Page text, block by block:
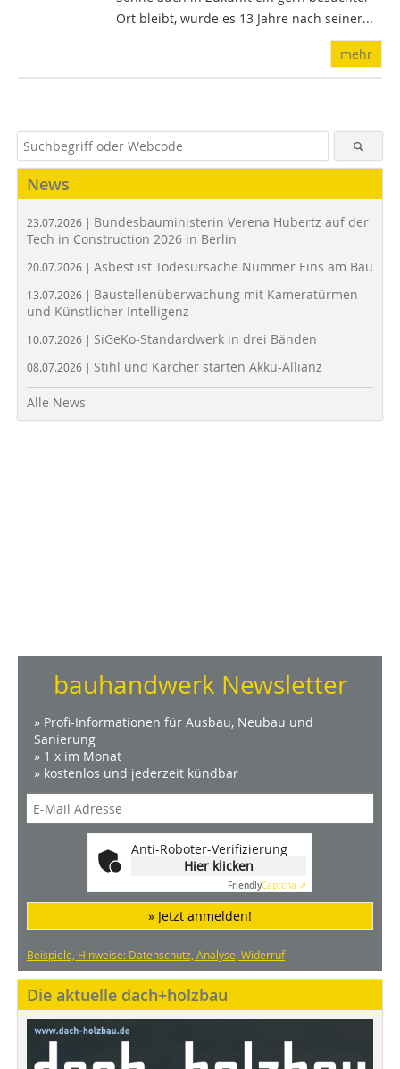
Ort bleibt, wurde es 13 Jahre nach seiner...
mehr
News
23.07.2026 | Bundesbauministerin Verena Hubertz auf der
Tech in Construction 2026 in Berlin
20.07.2026 | Asbest ist Todesursache Nummer Eins am Bau
13.07.2026 | Baustellenüberwachung mit Kameratürmen
und Künstlicher Intelligenz
10.07.2026 | SiGeKo-Standardwerk in drei Bänden
08.07.2026 | Stihl und Kärcher starten Akku-Allianz
Alle News
bauhandwerk Newsletter
» Profi-Informationen für Ausbau, Neubau und
Sanierung
» 1 x im Monat
» kostenlos und jederzeit kündbar
Anti-Roboter-Verifizierung
Hier klicken
FriendlyCaptcha ⇗
» Jetzt anmelden!
Beispiele, Hinweise: Datenschutz, Analyse, Widerruf
Die aktuelle dach+holzbau